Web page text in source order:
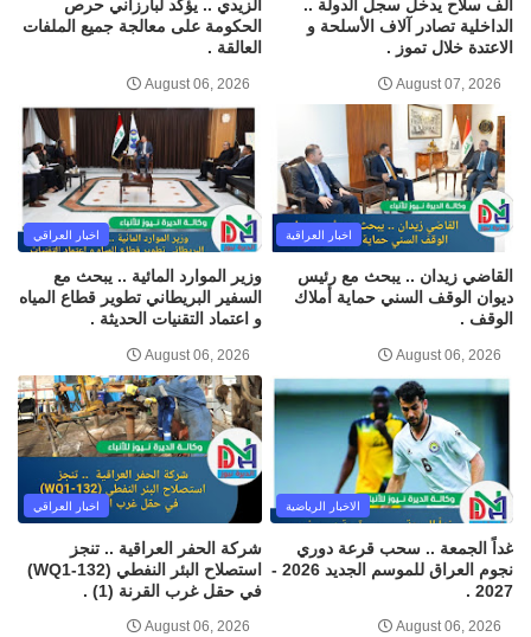
ألف سلاح يدخل سجل الدولة ..
الداخلية تصادر آلاف الأسلحة و
الاعتدة خلال تموز .
August 07, 2026
الزيدي .. يؤكد لبارزاني حرص
الحكومة على معالجة جميع الملفات
العالقة .
August 06, 2026
اخبار العراقية
القاضي زيدان .. يبحث مع رئيس
ديوان الوقف السني حماية أملاك
الوقف .
August 06, 2026
اخبار العراقي
وزير الموارد المائية .. يبحث مع
السفير البريطاني تطوير قطاع المياه
و اعتماد التقنيات الحديثة .
August 06, 2026
الاخبار الرياضية
غداً الجمعة .. سحب قرعة دوري
نجوم العراق للموسم الجديد 2026 -
2027 .
August 06, 2026
اخبار العراقي
شركة الحفر العراقية .. تنجز
استصلاح البئر النفطي (WQ1-132)
في حقل غرب القرنة (1) .
August 06, 2026